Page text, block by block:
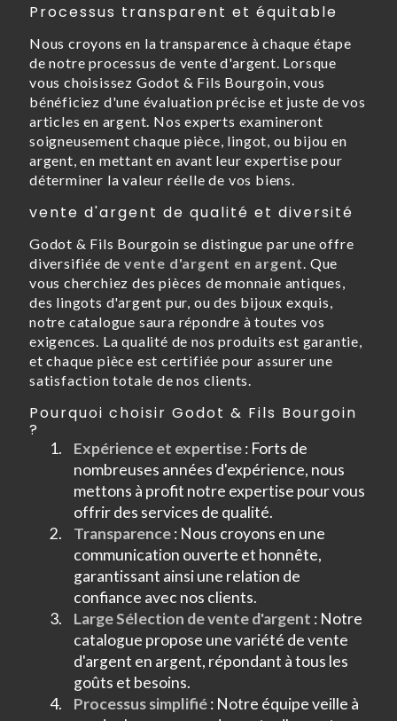
Processus transparent et équitable
Nous croyons en la transparence à chaque étape
de notre processus de vente d'argent. Lorsque
vous choisissez Godot & Fils Bourgoin, vous
bénéficiez d'une évaluation précise et juste de vos
articles en argent. Nos experts examineront
soigneusement chaque pièce, lingot, ou bijou en
argent, en mettant en avant leur expertise pour
déterminer la valeur réelle de vos biens.
vente d'argent de qualité et diversité
Godot & Fils Bourgoin se distingue par une offre
diversifiée devente d'argent en argent. Que
vous cherchiez des pièces de monnaie antiques,
des lingots d'argent pur, ou des bijoux exquis,
notre catalogue saura répondre à toutes vos
exigences. La qualité de nos produits est garantie,
et chaque pièce est certifiée pour assurer une
satisfaction totale de nos clients.
Pourquoi choisir Godot & Fils Bourgoin
?
Expérience et expertise: Forts de
nombreuses années d'expérience, nous
mettons à profit notre expertise pour vous
offrir des services de qualité.
Transparence: Nous croyons en une
communication ouverte et honnête,
garantissant ainsi une relation de
confiance avec nos clients.
Large Sélection de vente d'argent : Notre
catalogue propose une variété de vente
d'argent en argent, répondant à tous les
goûts et besoins.
Processus simplifié: Notre équipe veille à